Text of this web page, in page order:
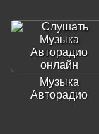
Музыка
Авторадио